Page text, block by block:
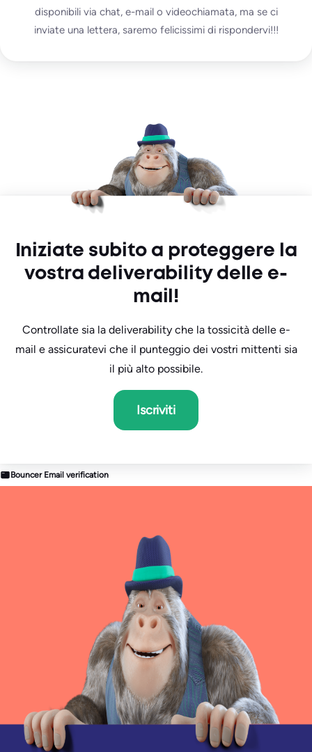
Personalizzato
Assetto multiorganizzativo
Accordi personalizzati
disponibili via chat, e-mail o videochiamata, ma se ci
inviate una lettera, saremo felicissimi di rispondervi!!!
Iniziate subito a proteggere la
vostra deliverability delle e-
mail!
Controllate sia la deliverability che la tossicità delle e-
mail e assicuratevi che il punteggio dei vostri mittenti sia
il più alto possibile.
Iscriviti
Bouncer Email verification